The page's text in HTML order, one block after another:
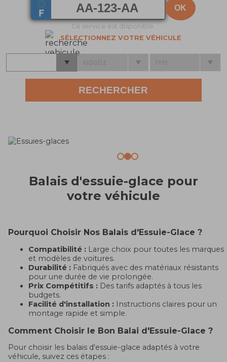
Ce service est disponible.
SÉLECTIONNEZ VOTRE VÉHICULE
Balais d'essuie-glace pour
votre véhicule
Pourquoi Choisir Nos Balais d'Essuie-Glace ?
Compatibilité : Large choix pour toutes les marques
et modèles de voitures.
Durabilité : Fabriqués avec des matériaux résistants
pour une durée de vie prolongée.
Prix Compétitifs : Des tarifs adaptés à tous les
budgets.
Facilité d'installation : Instructions claires pour un
montage rapide et simple.
Comment Choisir le Bon Balai d'Essuie-Glace ?
Pour choisir les balais d'essuie-glace adaptés à votre
véhicule, suivez ces étapes :